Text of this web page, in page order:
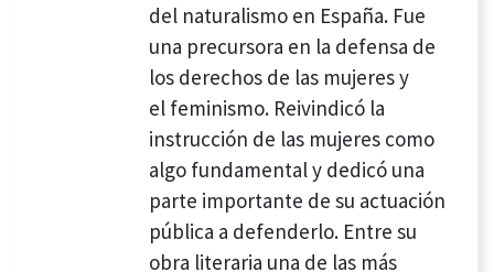
del naturalismo en España. Fue
una precursora en la defensa de
los derechos de las mujeres y
el feminismo.​ Reivindicó la
instrucción de las mujeres como
algo fundamental y dedicó una
parte importante de su actuación
pública a defenderlo.Entre su
obra literaria una de las más